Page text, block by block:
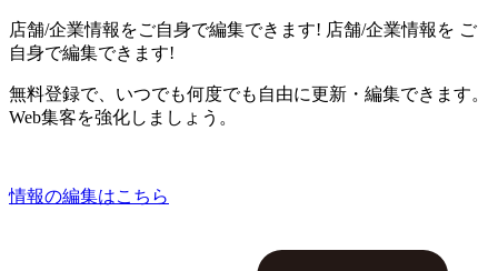
店舗/企業情報をご自身で編集できます! 店舗/企業情報を ご
自身で編集できます!
無料登録で、いつでも何度でも自由に更新・編集できます。
Web集客を強化しましょう。
情報の編集はこちら